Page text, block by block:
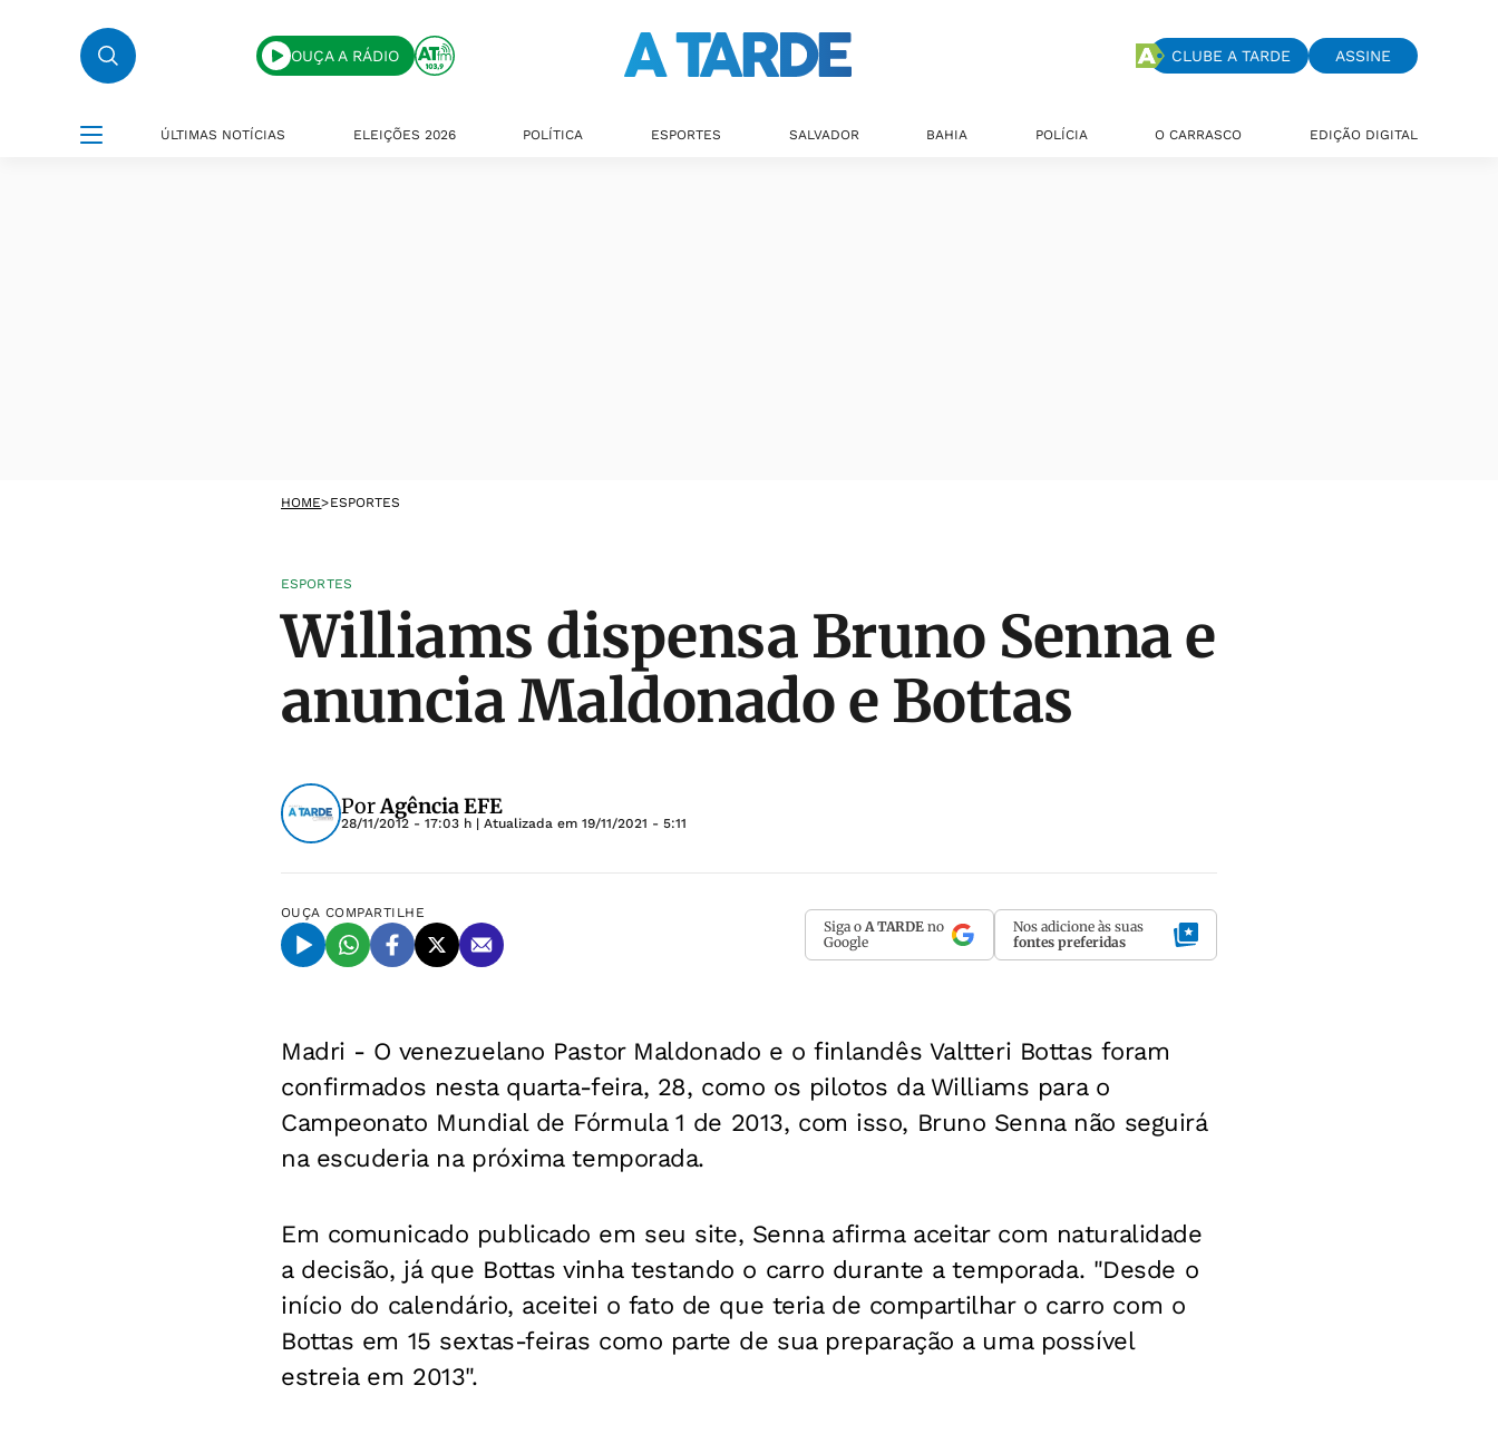
OUÇA A RÁDIO CLUBE A TARDE ASSINE
ÚLTIMAS NOTÍCIAS ELEIÇÕES 2026 POLÍTICA ESPORTES SALVADOR BAHIA POLÍCIA O CARRASCO EDIÇÃO DIGITAL
HOME>ESPORTES
ESPORTES
Williams dispensa Bruno Senna e
anuncia Maldonado e Bottas
PorAgência EFE
28/11/2012 - 17:03 h | Atualizada em 19/11/2021 - 5:11
OUÇA COMPARTILHE
Siga o A TARDE no
Google
Nos adicione às suas
fontes preferidas
Madri - O venezuelano Pastor Maldonado e o finlandês Valtteri Bottas foram
confirmados nesta quarta-feira, 28, como os pilotos da Williams para o
Campeonato Mundial de Fórmula 1 de 2013, com isso, Bruno Senna não seguirá
na escuderia na próxima temporada.
Em comunicado publicado em seu site, Senna afirma aceitar com naturalidade
a decisão, já que Bottas vinha testando o carro durante a temporada. "Desde o
início do calendário, aceitei o fato de que teria de compartilhar o carro com o
Bottas em 15 sextas-feiras como parte de sua preparação a uma possível
estreia em 2013".